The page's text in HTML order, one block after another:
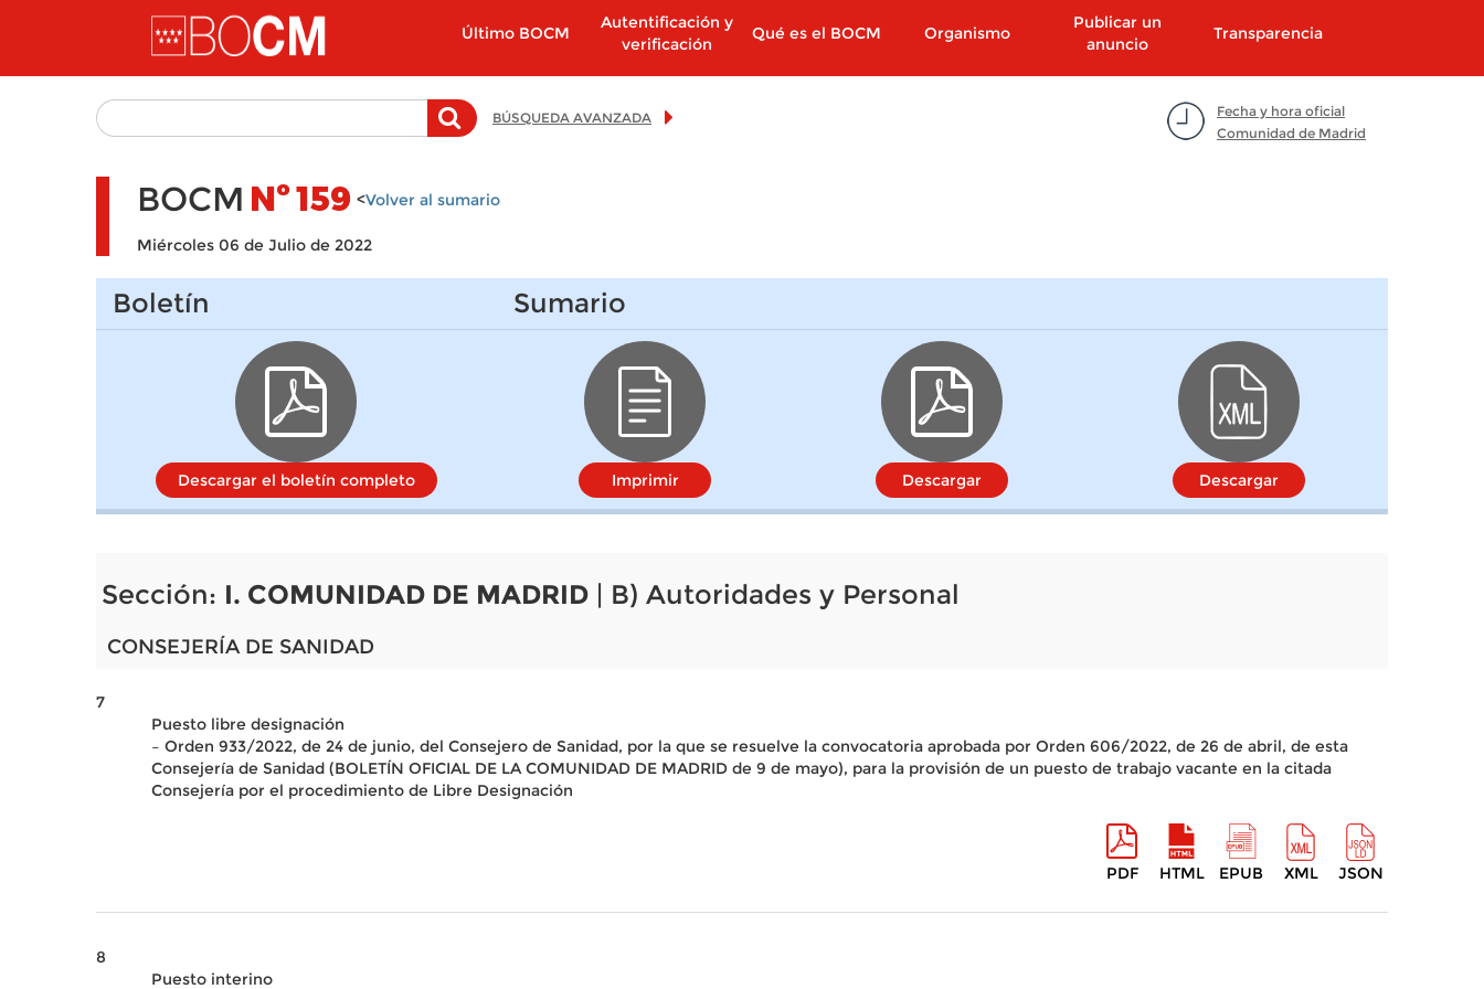
Pasar al contenido principal
Último BOCM
Autentificación y
verificación
Qué es el BOCM Organismo
Publicar un
anuncio
Transparencia
Fecha y hora oficial
Comunidad de Madrid
BÚSQUEDA AVANZADA
BOCM Nº159 <Volver al sumario
Miércoles 06 de Julio de 2022
Boletín
Descargar el boletín completo
Sumario
Imprimir Descargar Descargar
Sección: I. COMUNIDAD DE MADRID | B) Autoridades y Personal
CONSEJERÍA DE SANIDAD
7
Puesto libre designación
– Orden 933/2022, de 24 de junio, del Consejero de Sanidad, por la que se resuelve la convocatoria aprobada por Orden 606/2022, de 26 de abril, de esta
Consejería de Sanidad (BOLETÍN OFICIAL DE LA COMUNIDAD DE MADRID de 9 de mayo), para la provisión de un puesto de trabajo vacante en la citada
Consejería por el procedimiento de Libre Designación
PDF HTML EPUB XML JSON
8
Puesto interino